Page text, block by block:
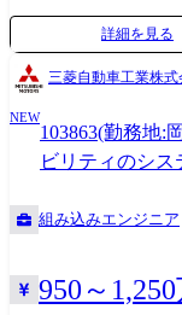
発に対する製品ソフト
行(ソフトウェア認定業
時の不具合作りこみ防
ールドサービス部隊で
業務(ログ解析など) ・
実行(製品セキュリテ
ウェア起因の製品事故
ソフトウェア品質保証
ートを想定しています
り、テストレビュー・
詳細を見る
三菱自動車工業株式
NEW
103863(勤務地:
ビリティのシス
組み込みエンジニア
950～